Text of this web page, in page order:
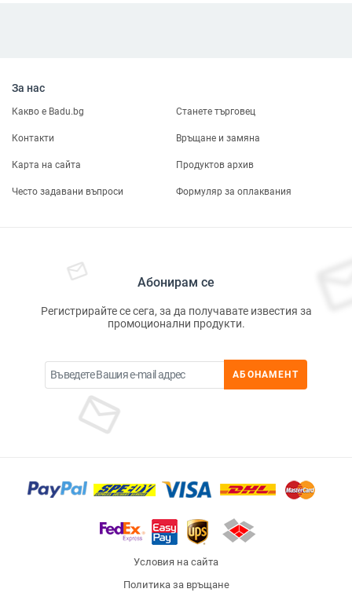
За нас
Какво е Badu.bg Станете търговец
Контакти Връщане и замяна
Карта на сайта Продуктов архив
Често задавани въпроси Формуляр за оплаквания
Абонирам се
Регистрирайте се сега, за да получавате известия за
промоционални продукти.
АБОНАМЕНТ
Условия на сайта
Политика за връщане